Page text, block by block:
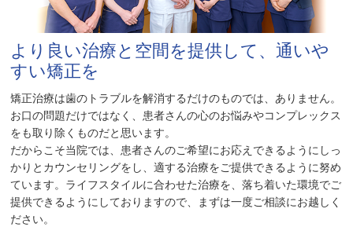
より良い治療と空間を提供して、通いや
すい矯正を
矯正治療は歯のトラブルを解消するだけのものでは、ありません。
お口の問題だけではなく、患者さんの心のお悩みやコンプレックス
をも取り除くものだと思います。
だからこそ当院では、患者さんのご希望にお応えできるようにしっ
かりとカウンセリングをし、適する治療をご提供できるように努め
ています。ライフスタイルに合わせた治療を、落ち着いた環境でご
提供できるようにしておりますので、まずは一度ご相談にお越しく
ださい。